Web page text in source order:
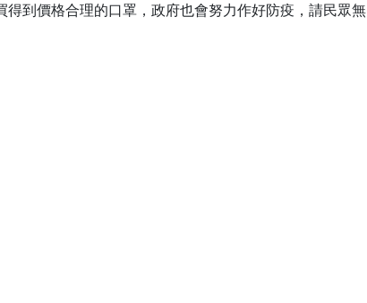
得到價格合理的口罩，政府也會努力作好防疫，請民眾